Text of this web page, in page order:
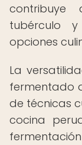
tubérculo
opciones
La
fermentado
de técnicas
cocina